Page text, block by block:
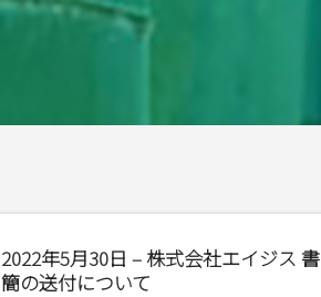
2022年5月30日 – 株式会社エイジス 書
簡の送付について